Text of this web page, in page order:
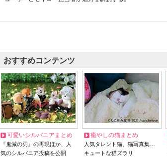
おすすめコンテンツ
可愛いシルバニアまとめ
『鬼滅の刃』の再現ほか、人
気のシルバニア投稿を公開
癒やしの猫まとめ
人気タレント猫、猫写真集…
キュートな猫ズラリ